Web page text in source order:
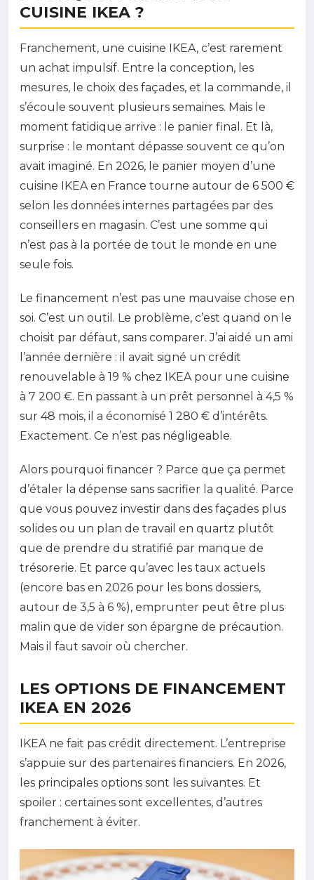
CUISINE IKEA ?
Franchement, une cuisine IKEA, c’est rarement
un achat impulsif. Entre la conception, les
mesures, le choix des façades, et la commande, il
s’écoule souvent plusieurs semaines. Mais le
moment fatidique arrive : le panier final. Et là,
surprise : le montant dépasse souvent ce qu’on
avait imaginé. En 2026, le panier moyen d’une
cuisine IKEA en France tourne autour de 6 500 €
selon les données internes partagées par des
conseillers en magasin. C’est une somme qui
n’est pas à la portée de tout le monde en une
seule fois.
Le financement n’est pas une mauvaise chose en
soi. C’est un outil. Le problème, c’est quand on le
choisit par défaut, sans comparer. J’ai aidé un ami
l’année dernière : il avait signé un crédit
renouvelable à 19 % chez IKEA pour une cuisine
à 7 200 €. En passant à un prêt personnel à 4,5 %
sur 48 mois, il a économisé 1 280 € d’intérêts.
Exactement. Ce n’est pas négligeable.
Alors pourquoi financer ? Parce que ça permet
d’étaler la dépense sans sacrifier la qualité. Parce
que vous pouvez investir dans des façades plus
solides ou un plan de travail en quartz plutôt
que de prendre du stratifié par manque de
trésorerie. Et parce qu’avec les taux actuels
(encore bas en 2026 pour les bons dossiers,
autour de 3,5 à 6 %), emprunter peut être plus
malin que de vider son épargne de précaution.
Mais il faut savoir où chercher.
LES OPTIONS DE FINANCEMENT
IKEA EN 2026
IKEA ne fait pas crédit directement. L’entreprise
s’appuie sur des partenaires financiers. En 2026,
les principales options sont les suivantes. Et
spoiler : certaines sont excellentes, d’autres
franchement à éviter.